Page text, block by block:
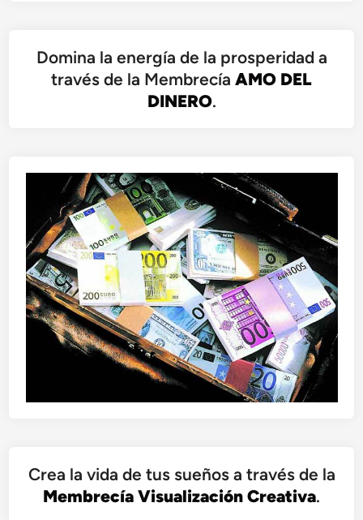
Domina la energía de la prosperidad a
través de la Membrecía AMO DEL
DINERO.
Crea la vida de tus sueños a través de la
Membrecía Visualización Creativa.